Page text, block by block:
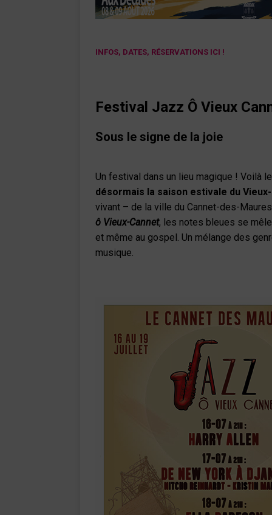
INFOS, DATES, RÉSERVATIONS ICI !
Festival Jazz Ô Vieux
Sous le signe de la joie
Un festival dans un lieu magique ! Voilà
désormais la saison estivale du
vivant – de la ville du Cannet-des-
ô Vieux-Cannet, les notes bleues se
et même au gospel. Un mélange des
musique.